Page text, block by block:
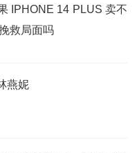
IPHONE 14 PLUS 卖不
救局面吗
燕妮